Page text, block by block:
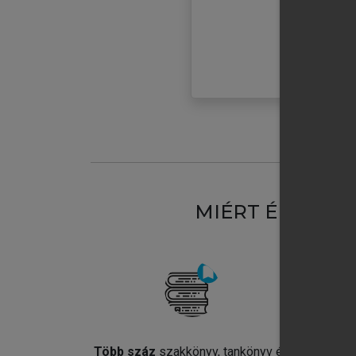
MIÉRT
Több száz szakkönyv, tankönyv és